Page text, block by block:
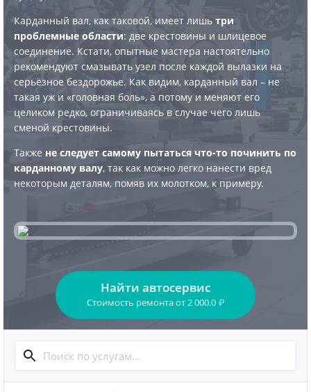
Карданный вал, как таковой, имеет лишь три
проблемные области: две крестовины и шлицевое
соединение. Кстати, опытные мастера настоятельно
рекомендуют смазывать узел после каждой вылазки на
серьёзное бездорожье. Как видим, карданный вал – не
такая уж и «головная боль», а потому и меняют его
целиком редко, ограничиваясь в случае чего лишь
сменой крестовины.
Также не следует самому пытаться что-то починить по
карданному валу, так как можно легко нанести вред
некоторым деталям, помяв их молотком, к примеру.
Найти автосервис
Стоимость ремонтаот2 000.0 ₽